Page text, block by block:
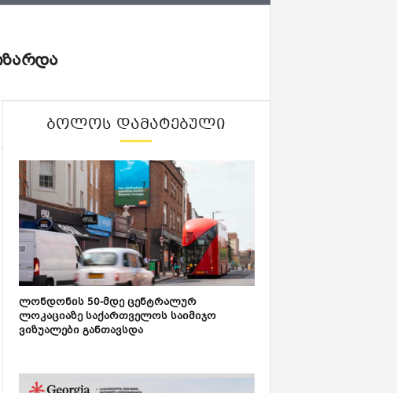
ᲑᲝᲚᲝᲡ ᲓᲐᲛᲐᲢᲔᲑᲣᲚᲘ
ლონდონის 50-მდე ცენტრალურ
ლოკაციაზე საქართველოს საიმიჯო
ვიზუალები განთავსდა